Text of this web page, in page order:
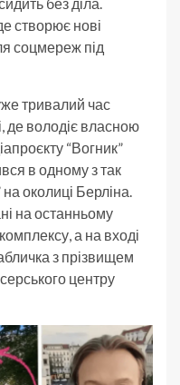
створює нові
соцмереж під
тривалий час
де володіє власною
“Вогник”
в одному з так
на околиці Берліна.
на останньому
а на вході
з прізвищем
центру